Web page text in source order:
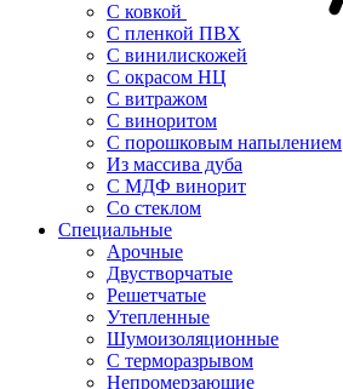
С ковкой
С пленкой ПВХ
С винилискожей
С окрасом НЦ
С витражом
С виноритом
С порошковым напылением
Из массива дуба
С МДФ винорит
Со стеклом
Специальные
Арочные
Двустворчатые
Решетчатые
Утепленные
Шумоизоляционные
С терморазрывом
Непромерзающие